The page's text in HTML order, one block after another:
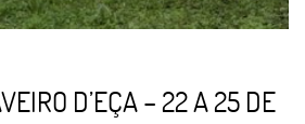
D’EÇA – 22 A 25 DE